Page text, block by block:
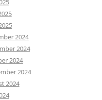
2024
2024
2024
2024
2024